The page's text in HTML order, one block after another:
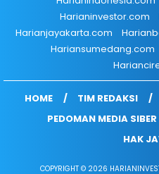
Harianinvestor.com
Harianjayakarta.com
Hariansumedang.com
HOME TIM REDAKSI
PEDOMAN MEDIA SIBER
HAK
COPYRIGHT © 2026